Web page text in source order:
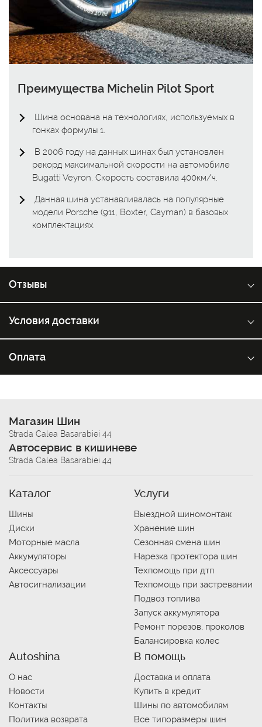
Преимущества Michelin Pilot Sport
Шина основана на технологиях, используемых в
гонках формулы 1.
В 2006 году на данных шинах был установлен
рекорд максимальной скорости на автомобиле
Bugatti Veyron. Скорость составила 400км/ч.
Данная шина устанавливалась на популярные
модели Porsche (911, Boxter, Cayman) в базовых
комплектациях.
Отзывы
Условия доставки
Оплата
Магазин Шин
Strada Calea Basarabiei 44
Автосервис в кишиневе
Strada Calea Basarabiei 44
Каталог
Шины
Диски
Моторные масла
Аккумуляторы
Аксессуары
Автосигнализации
Услуги
Выездной шиномонтаж
Хранение шин
Сезонная смена шин
Нарезка протектора шин
Техпомощь при дтп
Техпомощь при застревании
Подвоз топлива
Запуск аккумулятора
Ремонт порезов, проколов
Балансировка колес
Autoshina
О нас
Новости
Контакты
Политика возврата
В помощь
Доставка и оплата
Купить в кредит
Шины по автомобилям
Все типоразмеры шин